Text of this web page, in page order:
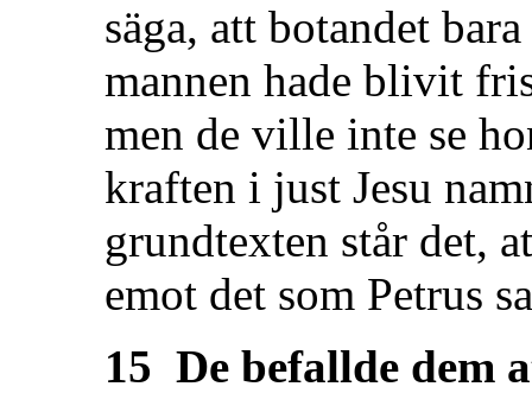
säga, att botandet
mannen hade blivit
men de ville inte se
kraften i just Jesu
grundtexten står det,
emot det som Petrus
15 De befallde dem